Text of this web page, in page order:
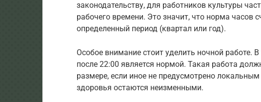
законодательству, для работников культуры
рабочего времени. Это значит, что норма часов
определенный период (квартал или год).
Особое внимание стоит уделить ночной работе.
после 22:00 является нормой. Такая работа
размере, если иное не предусмотрено
здоровья остаются неизменными.